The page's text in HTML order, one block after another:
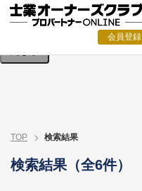
会員登録
検索条件を入力してください。
TOP 検索結果
検索結果（全6件）